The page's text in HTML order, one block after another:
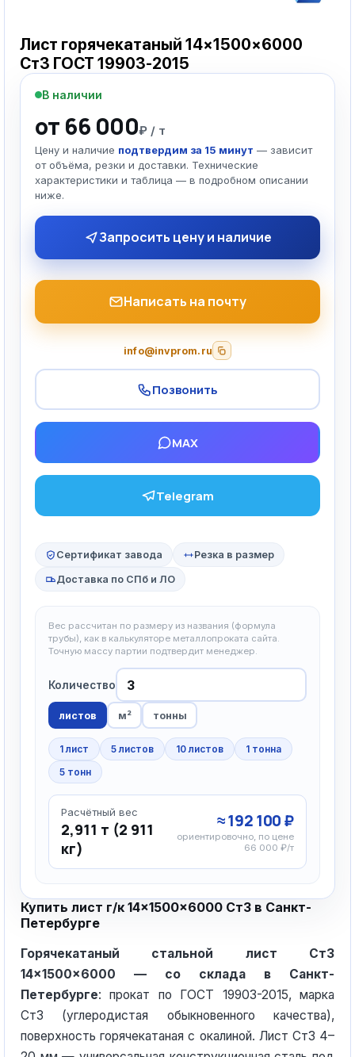
Лист горячекатаный 14×1500×6000
Ст3 ГОСТ 19903-2015
В наличии
от 66 000₽ / т
Цену и наличие подтвердим за 15 минут — зависит
от объёма, резки и доставки. Технические
характеристики и таблица — в подробном описании
ниже.
Запросить цену и наличие
Написать на почту
info@invprom.ru
Позвонить
MAX
Telegram
Сертификат завода Резка в размер
Доставка по СПб и ЛО
Вес рассчитан по размеру из названия (формула
трубы), как в калькуляторе металлопроката сайта.
Точную массу партии подтвердит менеджер.
Количество
листов м² тонны
1 лист 5 листов 10 листов
1 тонна
5 тонн
Расчётный вес
2,911 т (2 911
кг)
≈ 192 100 ₽
ориентировочно, по цене
66 000 ₽/т
Купить лист г/к 14×1500×6000 Ст3 в Санкт-
Петербурге
Горячекатаный стальной лист Ст3
14×1500×6000 — со склада в Санкт-
Петербурге: прокат по ГОСТ 19903-2015, марка
Ст3 (углеродистая обыкновенного качества),
поверхность горячекатаная с окалиной. Лист Ст3 4–